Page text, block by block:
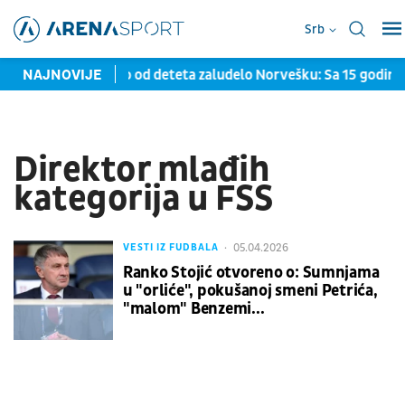
Srb
NAJNOVIJE
Srpsko čudo od deteta zaludelo Norvešku: Sa 15
Direktor mlađih
kategorija u FSS
VESTI IZ FUDBALA 05.04.2026
Ranko Stojić otvoreno o: Sumnjama
u "orliće", pokušanoj smeni Petrića,
"malom" Benzemi...